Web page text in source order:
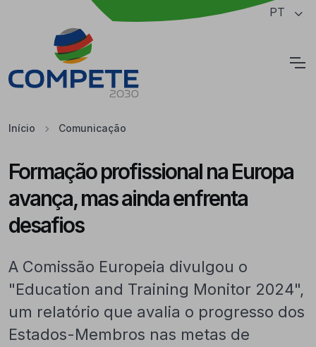
Saltar para o conteúdo principal da página PT
Início Comunicação
Formação profissional na Europa
avança, mas ainda enfrenta
desafios
A Comissão Europeia divulgou o
"Education and Training Monitor 2024",
um relatório que avalia o progresso dos
Estados-Membros nas metas de